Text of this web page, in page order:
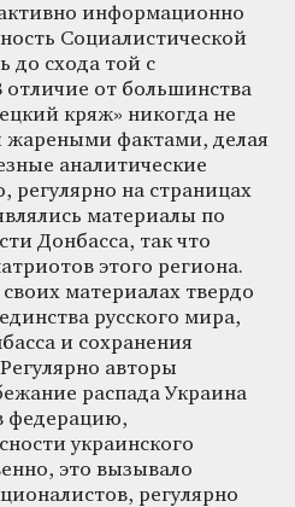
информационно
Социалистической
до схода той с
от большинства
кряж» никогда не
жареными фактами, делая
аналитические
регулярно на страницах
материалы по
Донбасса, так что
этого региона.
материалах твердо
русского мира,
и сохранения
авторы
распада Украина
федерацию,
украинского
это вызывало
регулярно